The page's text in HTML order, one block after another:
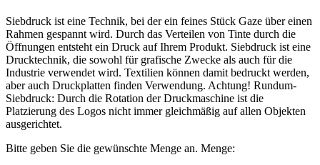
Siebdruck ist eine Technik, bei der ein feines Stück Gaze über einen
Rahmen gespannt wird. Durch das Verteilen von Tinte durch die
Öffnungen entsteht ein Druck auf Ihrem Produkt. Siebdruck ist eine
Drucktechnik, die sowohl für grafische Zwecke als auch für die
Industrie verwendet wird. Textilien können damit bedruckt werden,
aber auch Druckplatten finden Verwendung. Achtung! Rundum-
Siebdruck: Durch die Rotation der Druckmaschine ist die
Platzierung des Logos nicht immer gleichmäßig auf allen Objekten
ausgerichtet.
Bitte geben Sie die gewünschte Menge an. Menge: